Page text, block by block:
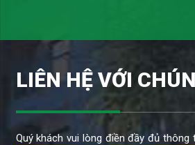
LIÊN HỆ VỚI
Quý khách vui lòng điền đầy đủ thông